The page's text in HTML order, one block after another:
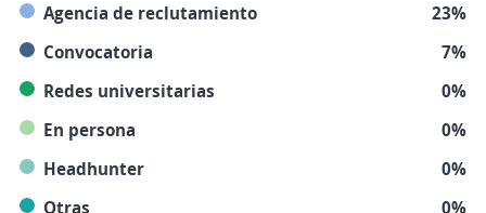
Agencia de reclutamiento
23%
Convocatoria
7%
Redes universitarias
0%
En persona
0%
Headhunter
0%
Otras
0%